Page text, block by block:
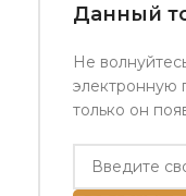
Данный
Не
электронную
только он